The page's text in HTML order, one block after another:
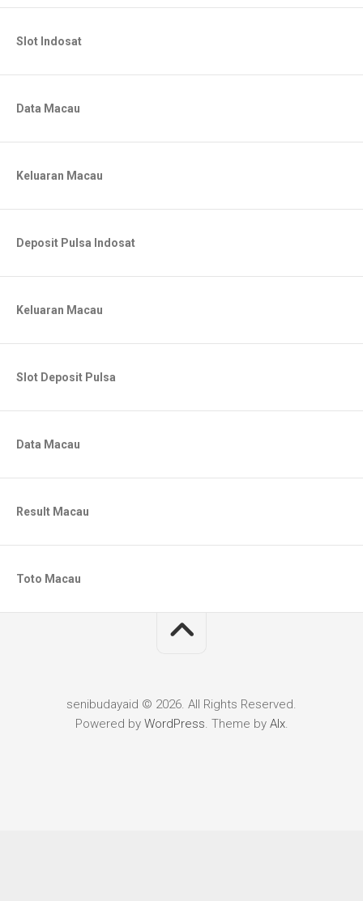
Slot Indosat
Data Macau
Keluaran Macau
Deposit Pulsa Indosat
Keluaran Macau
Slot Deposit Pulsa
Data Macau
Result Macau
Toto Macau
senibudayaid © 2026. All Rights Reserved.
Powered by WordPress. Theme by Alx.